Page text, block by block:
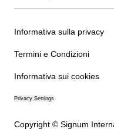
Informativa sulla privacy
Termini e Condizioni
Informativa sui cookies
Privacy Settings
Copyright © Signum